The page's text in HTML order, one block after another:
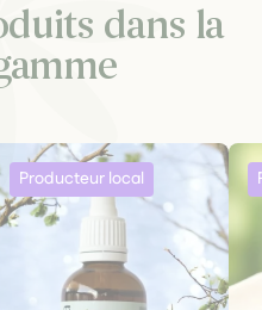
dans la